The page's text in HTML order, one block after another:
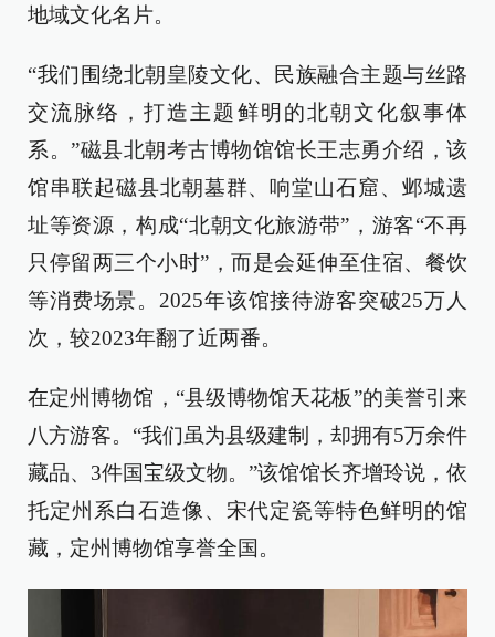
地域文化名片。
“我们围绕北朝皇陵文化、民族融合主题与丝路
交流脉络，打造主题鲜明的北朝文化叙事体
系。”磁县北朝考古博物馆馆长王志勇介绍，该
馆串联起磁县北朝墓群、响堂山石窟、邺城遗
址等资源，构成“北朝文化旅游带”，游客“不再
只停留两三个小时”，而是会延伸至住宿、餐饮
等消费场景。2025年该馆接待游客突破25万人
次，较2023年翻了近两番。
在定州博物馆，“县级博物馆天花板”的美誉引来
八方游客。“我们虽为县级建制，却拥有5万余件
藏品、3件国宝级文物。”该馆馆长齐增玲说，依
托定州系白石造像、宋代定瓷等特色鲜明的馆
藏，定州博物馆享誉全国。